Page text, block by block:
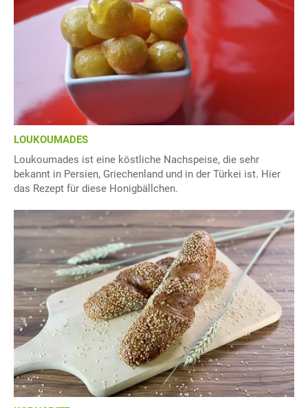
LOUKOUMADES
Loukoumades ist eine köstliche Nachspeise, die sehr
bekannt in Persien, Griechenland und in der Türkei ist. Hier
das Rezept für diese Honigbällchen.